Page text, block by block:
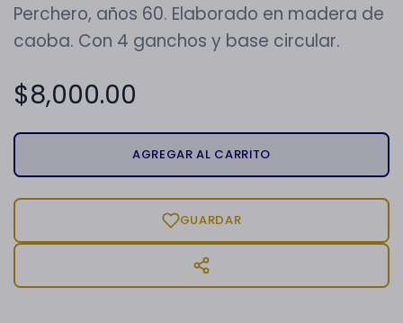
Perchero, años 60. Elaborado en madera de
caoba. Con 4 ganchos y base circular.
$8,000.00
AGREGAR AL CARRITO
GUARDAR